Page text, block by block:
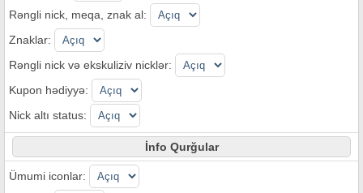
Rəngli nick, meqa, znak al:
Znaklar:
Rəngli nick və ekskuliziv nicklər:
Kupon hədiyyə:
Nick altı status:
İnfo Qurğular
Ümumi iconlar: